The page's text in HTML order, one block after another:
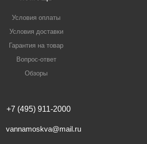
Условия оплаты
Условия доставки
Гарантия на товар
Вопрос-ответ
Обзоры
+7 (495) 911-2000
vannamoskva@mail.ru